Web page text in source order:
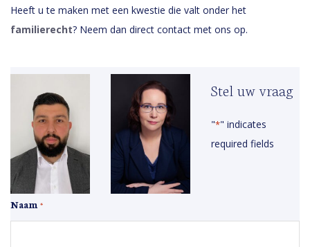
Heeft u te maken met een kwestie die valt onder het
familierecht? Neem dan direct contact met ons op.
Stel uw vraag
"*" indicates
required fields
Naam *